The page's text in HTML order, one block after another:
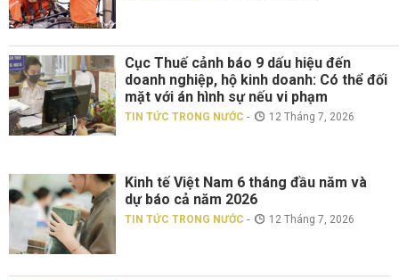
Cục Thuế cảnh báo 9 dấu hiệu đến
doanh nghiệp, hộ kinh doanh: Có thể đối
mặt với án hình sự nếu vi phạm
TIN TỨC TRONG NƯỚC - 12 Tháng 7, 2026
Kinh tế Việt Nam 6 tháng đầu năm và
dự báo cả năm 2026
TIN TỨC TRONG NƯỚC - 12 Tháng 7, 2026